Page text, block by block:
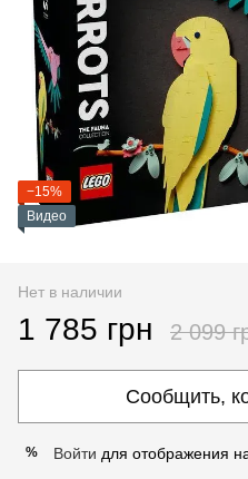
−15%
Видео
Нет в наличии
1 785 грн 2 099
Сообщить,
% Войти для отображения